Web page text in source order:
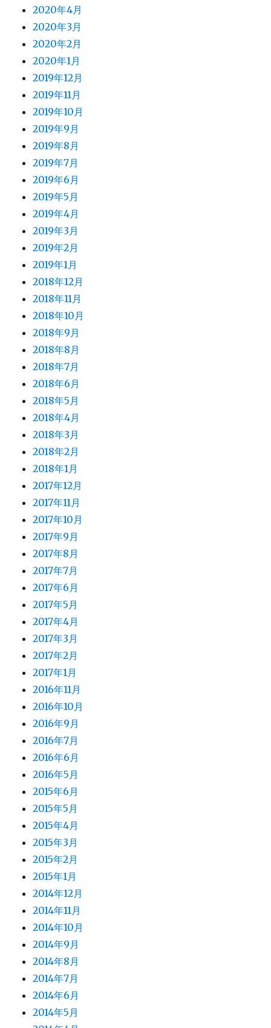
2020年4月
2020年3月
2020年2月
2020年1月
2019年12月
2019年11月
2019年10月
2019年9月
2019年8月
2019年7月
2019年6月
2019年5月
2019年4月
2019年3月
2019年2月
2019年1月
2018年12月
2018年11月
2018年10月
2018年9月
2018年8月
2018年7月
2018年6月
2018年5月
2018年4月
2018年3月
2018年2月
2018年1月
2017年12月
2017年11月
2017年10月
2017年9月
2017年8月
2017年7月
2017年6月
2017年5月
2017年4月
2017年3月
2017年2月
2017年1月
2016年11月
2016年10月
2016年9月
2016年7月
2016年6月
2016年5月
2015年6月
2015年5月
2015年4月
2015年3月
2015年2月
2015年1月
2014年12月
2014年11月
2014年10月
2014年9月
2014年8月
2014年7月
2014年6月
2014年5月